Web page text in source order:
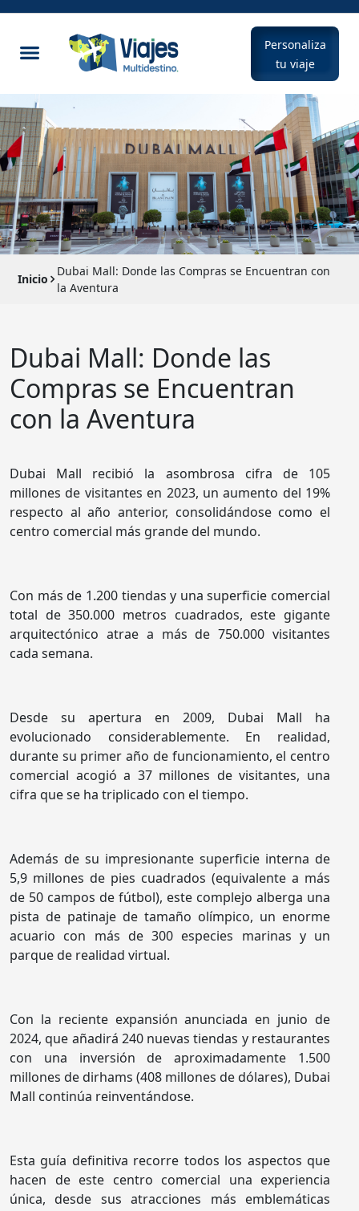
Personaliza
tu viaje
Inicio
Dubai Mall: Donde las Compras se Encuentran con
la Aventura
Dubai Mall: Donde las
Compras se Encuentran
con la Aventura
Dubai Mall recibió la asombrosa cifra de 105
millones de visitantes en 2023, un aumento del 19%
respecto al año anterior, consolidándose como el
centro comercial más grande del mundo.
Con más de 1.200 tiendas y una superficie comercial
total de 350.000 metros cuadrados, este gigante
arquitectónico atrae a más de 750.000 visitantes
cada semana.
Desde su apertura en 2009, Dubai Mall ha
evolucionado considerablemente. En realidad,
durante su primer año de funcionamiento, el centro
comercial acogió a 37 millones de visitantes, una
cifra que se ha triplicado con el tiempo.
Además de su impresionante superficie interna de
5,9 millones de pies cuadrados (equivalente a más
de 50 campos de fútbol), este complejo alberga una
pista de patinaje de tamaño olímpico, un enorme
acuario con más de 300 especies marinas y un
parque de realidad virtual.
Con la reciente expansión anunciada en junio de
2024, que añadirá 240 nuevas tiendas y restaurantes
con una inversión de aproximadamente 1.500
millones de dirhams (408 millones de dólares), Dubai
Mall continúa reinventándose.
Esta guía definitiva recorre todos los aspectos que
hacen de este centro comercial una experiencia
única, desde sus atracciones más emblemáticas